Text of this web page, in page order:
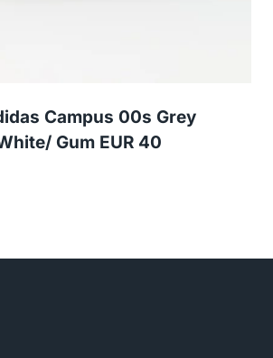
Campus 00s Grey
Gum EUR 40